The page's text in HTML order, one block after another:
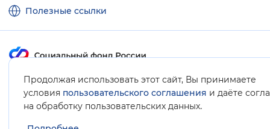
Продолжая использовать этот сайт, Вы принимаете
условия пользовательского соглашения и даёте
на обработку пользовательских данных.
Полезные ссылки
Карта сайта